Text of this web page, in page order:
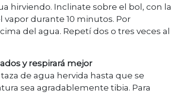
hirviendo. Inclinate sobre el bol, con la
vapor durante 10 minutos. Por
del agua. Repetí dos o tres veces al
y respirará mejor
taza de agua hervida hasta que se
sea agradablemente tibia. Para